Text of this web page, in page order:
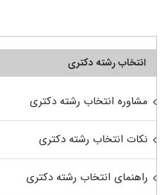
انتخاب رشته دکتری
مشاوره انتخاب رشته دکتری
نکات انتخاب رشته دکتری
راهنمای انتخاب رشته دکتری